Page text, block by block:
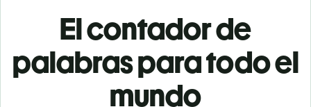
El contador de
palabras para todo el
mundo